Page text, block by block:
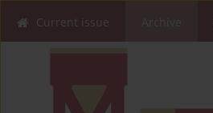
Current issue